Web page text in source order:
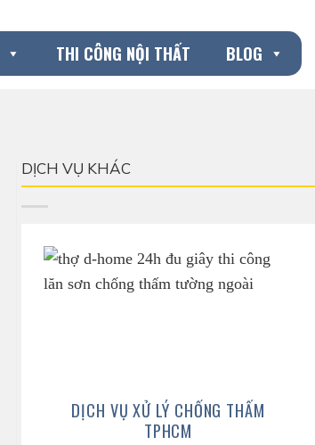
THI CÔNG NỘI THẤT BLOG
DỊCH VỤ KHÁC
DỊCH VỤ XỬ LÝ CHỐNG THẤM
TPHCM